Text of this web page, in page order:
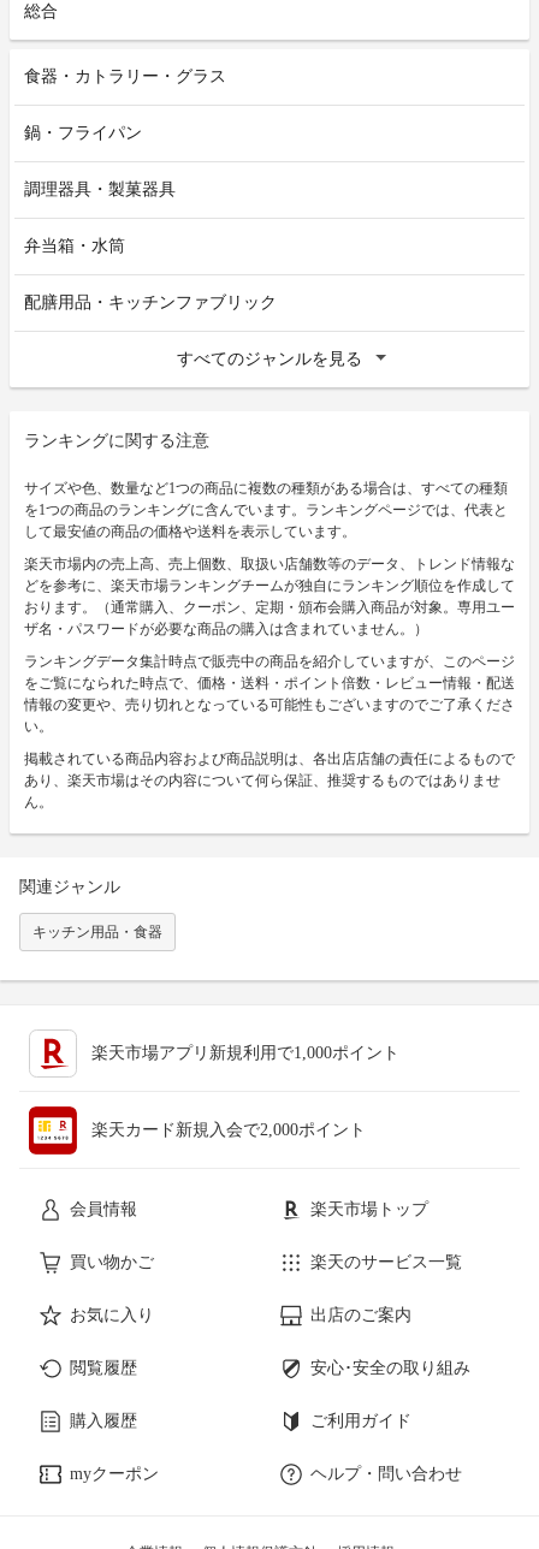
総合
食器・カトラリー・グラス
鍋・フライパン
調理器具・製菓器具
弁当箱・水筒
配膳用品・キッチンファブリック
すべてのジャンルを見る
ランキングに関する注意
サイズや色、数量など1つの商品に複数の種類がある場合は、すべての種類
を1つの商品のランキングに含んでいます。ランキングページでは、代表と
して最安値の商品の価格や送料を表示しています。
楽天市場内の売上高、売上個数、取扱い店舗数等のデータ、トレンド情報な
どを参考に、楽天市場ランキングチームが独自にランキング順位を作成して
おります。（通常購入、クーポン、定期・頒布会購入商品が対象。専用ユー
ザ名・パスワードが必要な商品の購入は含まれていません。）
ランキングデータ集計時点で販売中の商品を紹介していますが、このページ
をご覧になられた時点で、価格・送料・ポイント倍数・レビュー情報・配送
情報の変更や、売り切れとなっている可能性もございますのでご了承くださ
い。
掲載されている商品内容および商品説明は、各出店店舗の責任によるもので
あり、楽天市場はその内容について何ら保証、推奨するものではありませ
ん。
関連ジャンル
キッチン用品・食器
楽天市場アプリ新規利用で1,000ポイント
楽天カード新規入会で2,000ポイント
会員情報 楽天市場トップ
買い物かご 楽天のサービス一覧
お気に入り 出店のご案内
閲覧履歴 安心･安全の取り組み
購入履歴 ご利用ガイド
myクーポン ヘルプ・問い合わせ